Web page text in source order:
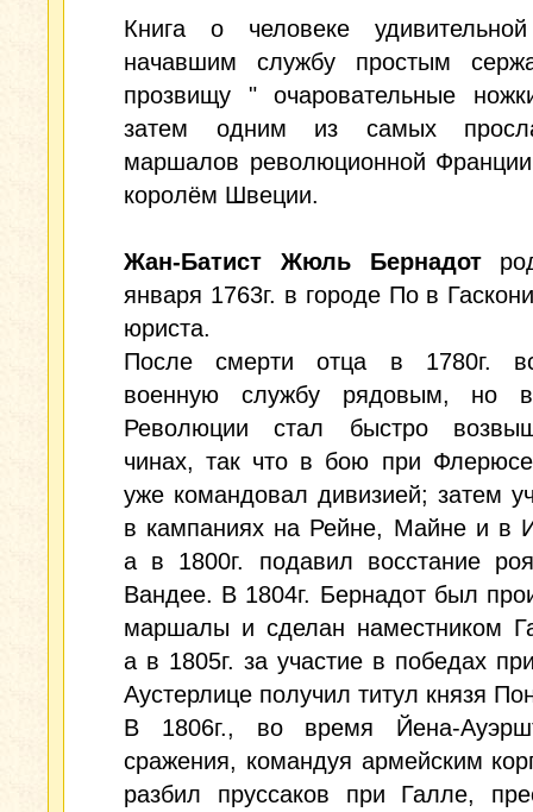
Книга о человеке
начавшим службу простым
прозвищу " очаровательные
затем одним из самых
маршалов революционной
королём Швеции.
Жан-Батист Жюль Бернадот
января 1763г. в городе По в
юриста.
После смерти отца в 1780г.
военную службу рядовым, но
Революции стал быстро
чинах, так что в бою при
уже командовал дивизией; затем
в кампаниях на Рейне, Майне и в
а в 1800г. подавил восстание
Вандее. В 1804г. Бернадот был
маршалы и сделан наместником
а в 1805г. за участие в победах
Аустерлице получил титул князя
В 1806г., во время Йена-
сражения, командуя армейским
разбил пруссаков при Галле,